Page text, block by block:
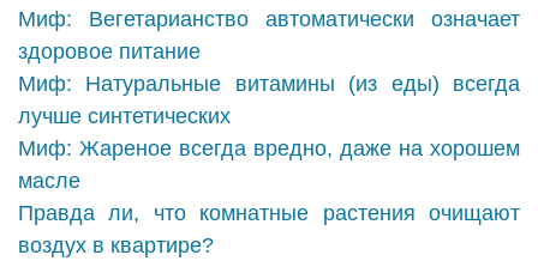
Миф: Вегетарианство автоматически означает
здоровое питание
Миф: Натуральные витамины (из еды) всегда
лучше синтетических
Миф: Жареное всегда вредно, даже на хорошем
масле
Правда ли, что комнатные растения очищают
воздух в квартире?